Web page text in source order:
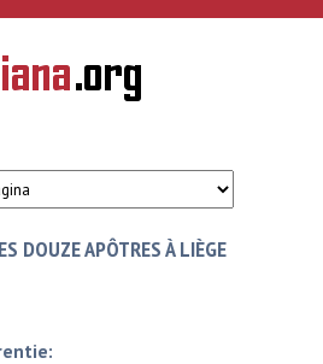
DOUZE APÔTRES À LIÈGE